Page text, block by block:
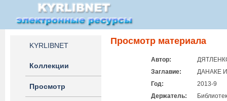
KYRLIBNET
Коллекции
Просмотр
Просмотр материала
Автор:
Заглавие:
ДАНАКЕ
Год:
2013-9
Держатель: